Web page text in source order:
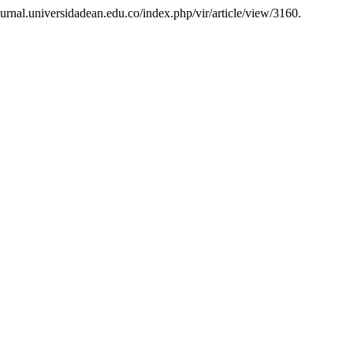
index.php/vir/article/view/3160.